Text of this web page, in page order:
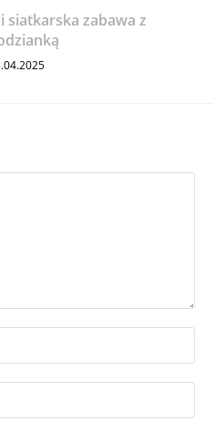
siatkarska zabawa z